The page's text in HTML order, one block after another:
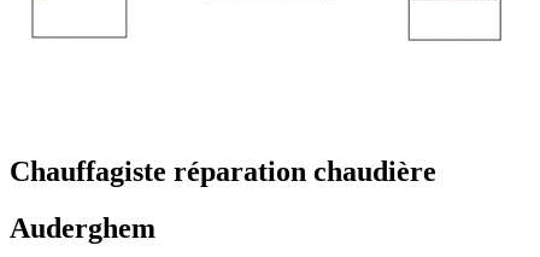
Chauffagiste réparation chaudière
Auderghem